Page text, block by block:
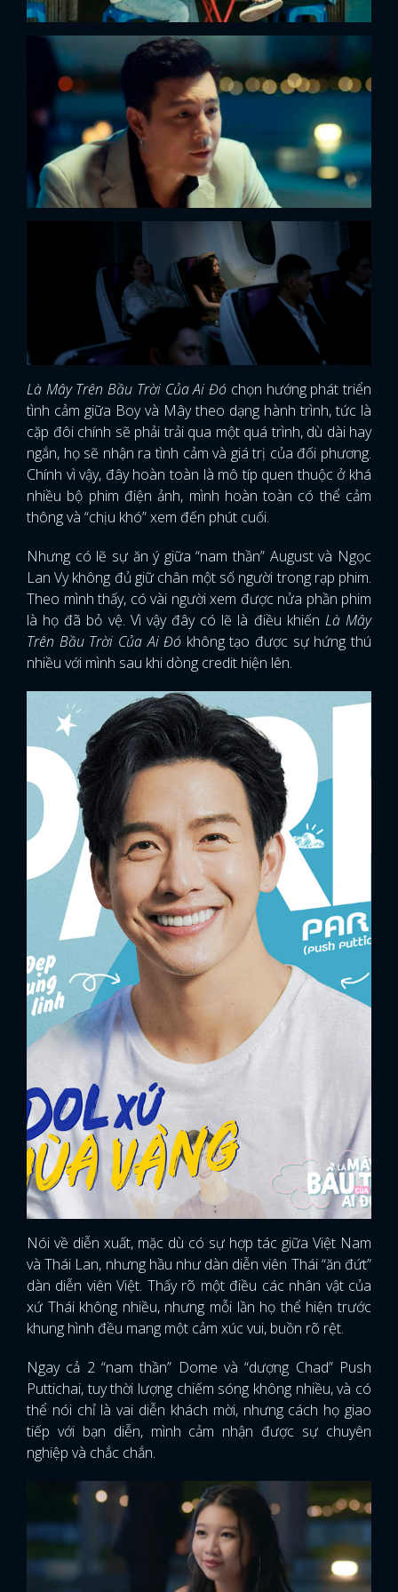
Là Mây Trên Bầu Trời Của Ai Đó chọn hướng phát triển
tình cảm giữa Boy và Mây theo dạng hành trình, tức là
cặp đôi chính sẽ phải trải qua một quá trình, dù dài hay
ngắn, họ sẽ nhận ra tình cảm và giá trị của đối phương.
Chính vì vậy, đây hoàn toàn là mô típ quen thuộc ở khá
nhiều bộ phim điện ảnh, mình hoàn toàn có thể cảm
thông và “chịu khó” xem đến phút cuối.
Nhưng có lẽ sự ăn ý giữa “nam thần” August và Ngọc
Lan Vy không đủ giữ chân một số người trong rạp phim.
Theo mình thấy, có vài người xem được nửa phần phim
là họ đã bỏ vệ. Vì vậy đây có lẽ là điều khiến Là Mây
Trên Bầu Trời Của Ai Đó không tạo được sự hứng thú
nhiều với mình sau khi dòng credit hiện lên.
Nói về diễn xuất, mặc dù có sự hợp tác giữa Việt Nam
và Thái Lan, nhưng hầu như dàn diễn viên Thái “ăn đứt”
dàn diễn viên Việt. Thấy rõ một điều các nhân vật của
xứ Thái không nhiều, nhưng mỗi lần họ thể hiện trước
khung hình đều mang một cảm xúc vui, buồn rõ rệt.
Ngay cả 2 “nam thần” Dome và “dượng Chad” Push
Puttichai, tuy thời lượng chiếm sóng không nhiều, và có
thể nói chỉ là vai diễn khách mời, nhưng cách họ giao
tiếp với bạn diễn, mình cảm nhận được sự chuyên
nghiệp và chắc chắn.